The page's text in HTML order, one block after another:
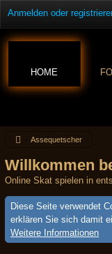
Anmelden oder
HOME
Assequetscher
Willkommen
Online Skat spielen in
Diese Seite verwendet
erklären Sie sich damit
Weitere Informationen